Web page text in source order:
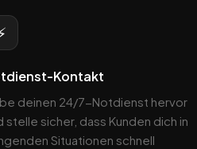
Kontakt
deinen 24/7-Notdienst hervor
stelle sicher, dass Kunden dich in
Situationen schnell